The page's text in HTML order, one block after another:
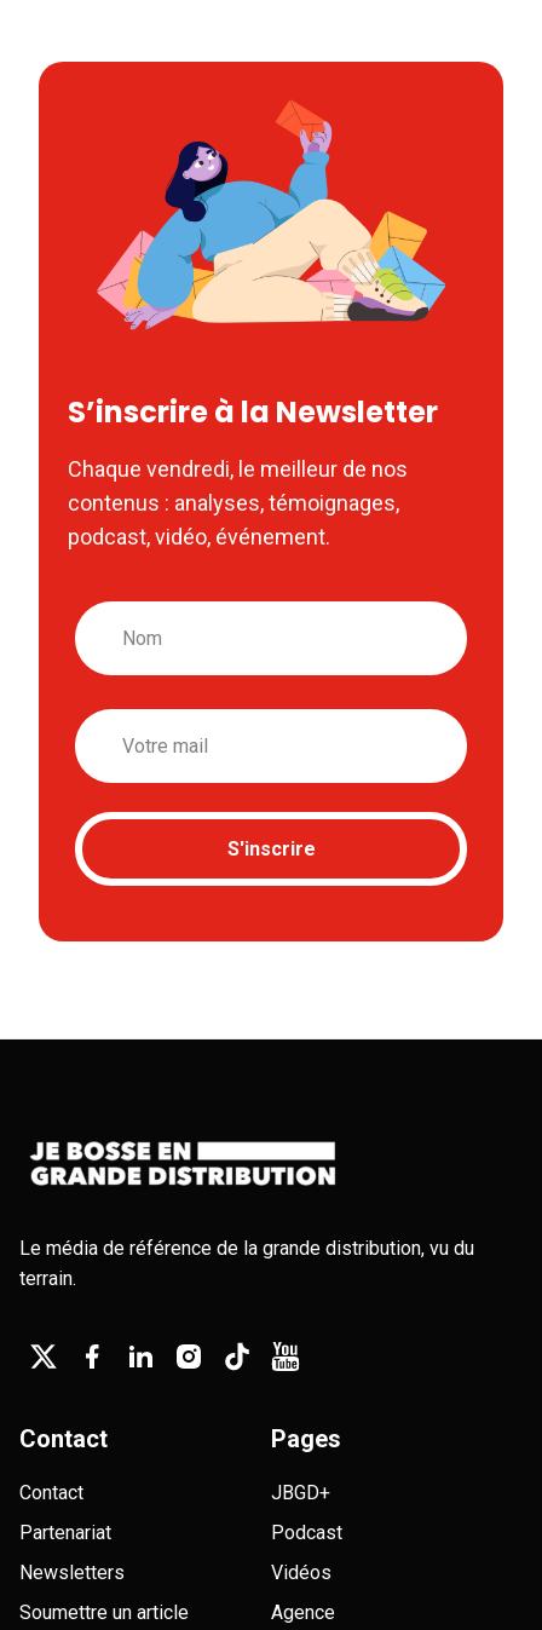
S’inscrire à la Newsletter
Chaque vendredi, le meilleur de nos
contenus : analyses, témoignages,
podcast, vidéo, événement.
Nom
Email
S'inscrire
Le média de référence de la grande distribution, vu du
terrain.
Contact
Contact
Partenariat
Newsletters
Soumettre un article
Pages
JBGD+
Podcast
Vidéos
Agence